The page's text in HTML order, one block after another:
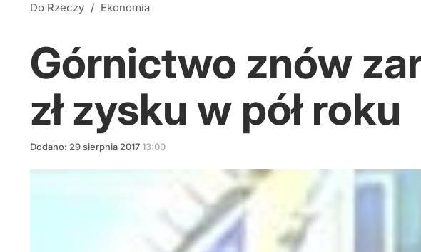
Do Rzeczy / Ekonomia
Górnictwo znów
zł zysku w pół roku
Dodano: 29sierpnia 201713:00